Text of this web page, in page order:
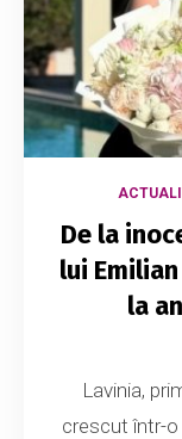
De la
lui
la
Lavinia,
crescut într-